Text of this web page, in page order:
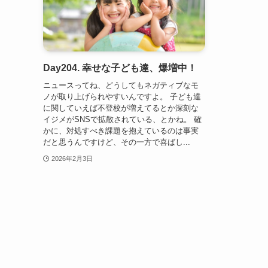
Day204. 幸せな子ども達、爆増中！
ニュースってね、どうしてもネガティブなモ
ノが取り上げられやすいんですよ。 子ども達
に関していえば不登校が増えてるとか深刻な
イジメがSNSで拡散されている、とかね。 確
かに、対処すべき課題を抱えているのは事実
だと思うんですけど、その一方で喜ばし...
2026年2月3日